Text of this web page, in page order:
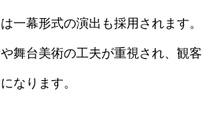
一幕形式の演出も採用されます。
舞台美術の工夫が重視され、観客
なります。